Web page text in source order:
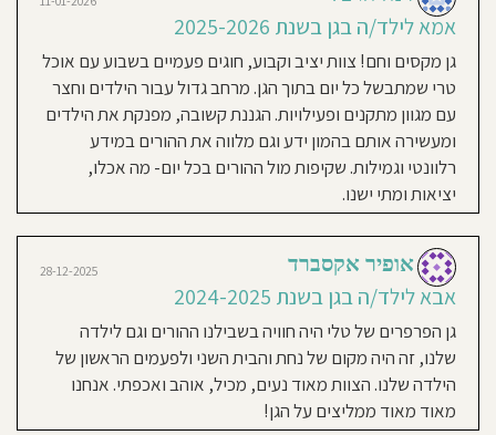
שעות
פעילות
בשישי:
7:45-
לסירוגין
מאמין:
מאמינה
מאוד
ביכולות
ילדים,
ולכן
פועלת,
נוהגת
ומדברת
איתם
בגובה
העיניים.
מטרתי
להוביל
אותם
לעצמאות,
שבעתיד
מכאן
ביטחון
עצמי,
אמא לילד/ה בגן בשנת 2025-2026
גן מקסים וחם! צוות יציב וקבוע, חוגים פעמיים בשבוע עם אוכל
טרי שמתבשל כל יום בתוך הגן. מרחב גדול עבור הילדים וחצר
עם מגוון מתקנים ופעילויות. הגננת קשובה, מפנקת את הילדים
ומעשירה אותם בהמון ידע וגם מלווה את ההורים במידע
רלוונטי וגמילות. שקיפות מול ההורים בכל יום- מה אכלו,
יציאות ומתי ישנו.
28-12-2025 אופיר אקסברד
אבא לילד/ה בגן בשנת 2024-2025
גן הפרפרים של טלי היה חוויה בשבילנו ההורים וגם לילדה
שלנו, זה היה מקום של נחת והבית השני ולפעמים הראשון של
הילדה שלנו. הצוות מאוד נעים, מכיל, אוהב ואכפתי. אנחנו
מאוד מאוד ממליצים על הגן!
כל הצפיות מהרגע הראשון, עוד
מיוחד, אז לפני כל המילים הטובות על
הגן באמת צריך לדעת שעומדת בראשו
אישה שכל כך אוהבת וטובה במה שהיא
עושה, הגן והצלחתו כל כך חשובים לה
שזה עושה את כל ההבדל החלל מרווח
קבוע ומדהים סבלני ואוהב שבכל יום
הבת שלי רצה אל הבנות לחיבוק כל
ההתנהלות מסודרת, הודעות בכל ערב
על הפעילויות, מה למדו ואיזה שירים
שרו, תמונות סרטונים ואין סיכוי שנבוא
לאסוף ולא נשמע בקצרה איך היה לה
היום אני יודעת שהבת שלי נהנת
ובמקום מדהים וזה עושה לי שקט בלב